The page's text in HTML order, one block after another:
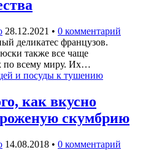
28.12.2021 • 0 комментарий
деликатес французов.
также все чаще
по всему миру. Их…
как вкусно
скумбрию
14.08.2018 • 0 комментарий